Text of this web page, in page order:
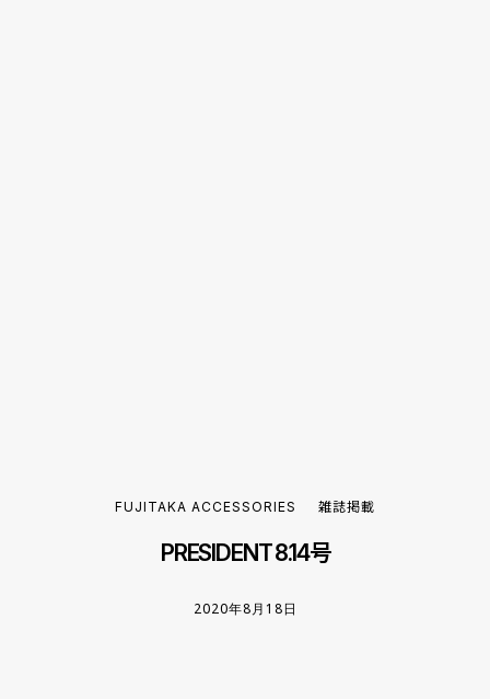
FUJITAKA ACCESSORIES 雑誌掲載
PRESIDENT 8.14号
2020年8月18日